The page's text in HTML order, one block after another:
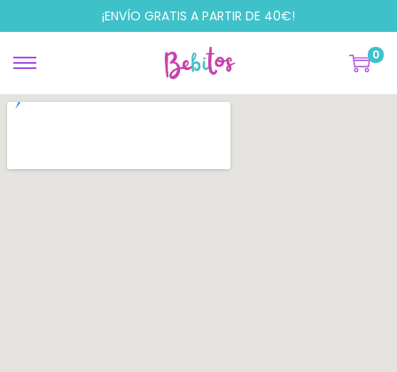
¡ENVÍO GRATIS A PARTIR DE 40€!
0